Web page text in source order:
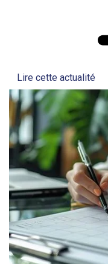
Lire cette actualité